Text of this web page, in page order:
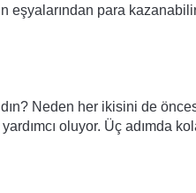
eşyalarından para
Neden her ikisini de
oluyor. Üç adımda